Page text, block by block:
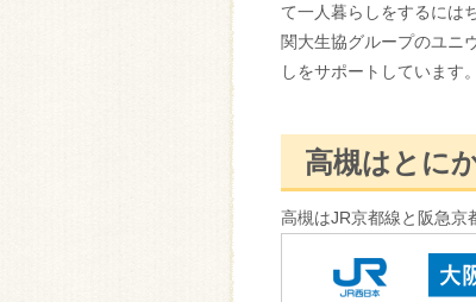
て一人暮らしをするには
関大生協グループのユニ
しをサポートしています。
高槻はとに
高槻はJR京都線と阪急京